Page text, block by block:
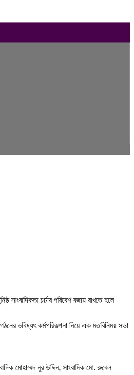
সাংবাদিকতা চর্চার পরিবেশ বজায় রাখতে হলে
ভবিষ্যৎ কর্মপরিকল্পনা নিয়ে এক মতবিনিময় সভা
মোহাম্মদ নুর উদ্দিন, সাংবাদিক মো. রুবেল